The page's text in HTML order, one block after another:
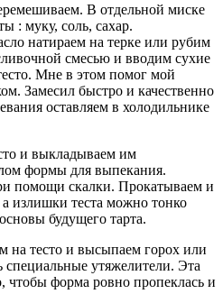
В отдельной миске
: муку, соль, сахар.
натираем на терке или рубим
смесью и вводим сухие
Мне в этом помог мой
Замесил быстро и качественно
оставляем в холодильнике
и выкладываем им
формы для выпекания.
помощи скалки. Прокатываем и
излишки теста можно тонко
будущего тарта.
на тесто и высыпаем горох или
специальные утяжелители. Эта
чтобы форма ровно пропеклась и